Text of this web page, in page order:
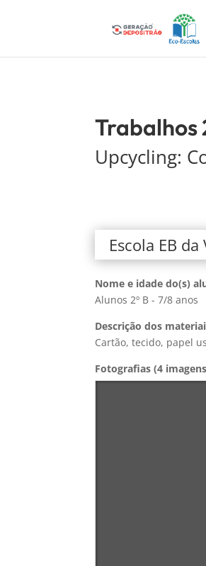
Upcycling:
Escola EB
Nome e idade do(s)
Alunos 2º B - 7/8 anos
Descrição dos
Cartão, tecido, papel
Fotografias (4